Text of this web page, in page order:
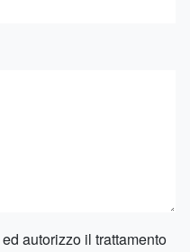
ed autorizzo il trattamento